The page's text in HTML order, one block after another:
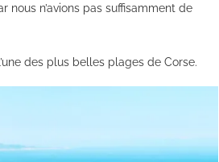
nous n’avions pas suffisamment de
des plus belles plages de Corse.